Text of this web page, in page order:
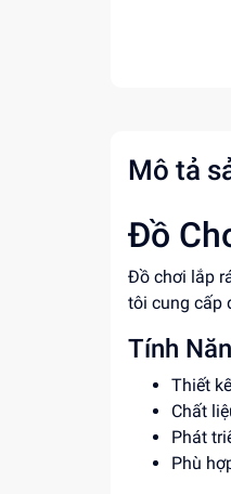
Mô tả
Đồ
Đồ chơi lắp
tôi cung cấp
Tính
Thiết
Chất
Phát
Phù